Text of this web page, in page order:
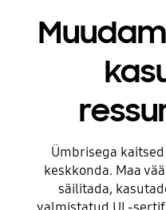
Ümbrisega
keskkonda. Maa
säilitada,